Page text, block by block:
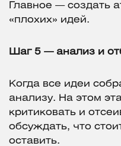
Главное — создать
«плохих» идей.
Шаг 5 — анализ и
Когда все идеи
анализу. На этом
критиковать и
обсуждать, что
оставить.